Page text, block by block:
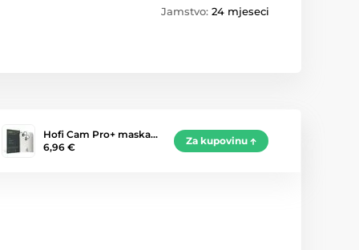
Jamstvo: 24 mjeseci
Hofi Cam Pro+ maska…
6,96 €
Za kupovinu